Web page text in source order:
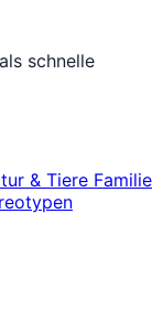
schnelle
& Tiere Familie